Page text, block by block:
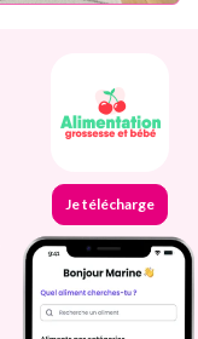
Je télécharge